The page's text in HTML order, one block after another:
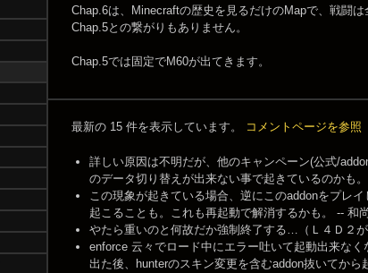
Chap.6は、Minecraftの歴史を見るだけのMapで、戦闘は
Chap.5との繋がりもありません。
Chap.5では固定でM60が出てきます。
最新の 15 件を表示しています。 コメントページを参照
詳しい原因は不明だが、他のキャンペーン(公式/
のデータ切り替えが出来ない事で起きているのかも
この現象が起きている場合、逆にこのaddonをプレ
起こることも。これも再起動で解消するかも。 -- 和
やたら重いのと何故だか強制終了する…（Ｌ４Ｄ２
enforce 云々でロード中にエラー吐いて起動出来な
出た後、hunterのスキン変更を含むaddon抜いてか